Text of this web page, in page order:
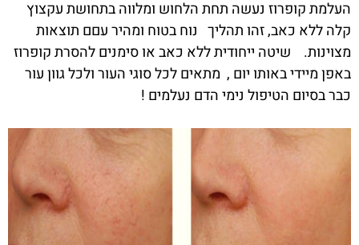
העלמת קופרוז נעשה תחת הלחוש ומלווה בתחושת עקצוץ
קלה ללא כאב, זהו תהליך נוח בטוח ומהיר עםם תוצאות
מצוינות. שיטה ייחודית ללא כאב או סימנים להסרת קופרוז
באפן מיידי באותו יום , מתאים לכל סוגי העור ולכל גוון עור
כבר בסיום הטיפול נימי הדם נעלמים !